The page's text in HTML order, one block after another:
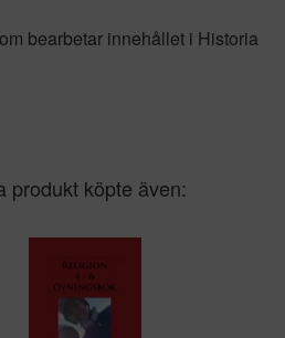
bearbetar innehållet i Historia
produkt köpte även: